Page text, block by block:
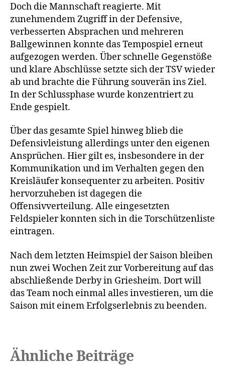
Doch die Mannschaft reagierte. Mit
zunehmendem Zugriff in der Defensive,
verbesserten Absprachen und mehreren
Ballgewinnen konnte das Tempospiel erneut
aufgezogen werden. Über schnelle Gegenstöße
und klare Abschlüsse setzte sich der TSV wieder
ab und brachte die Führung souverän ins Ziel.
In der Schlussphase wurde konzentriert zu
Ende gespielt.
Über das gesamte Spiel hinweg blieb die
Defensivleistung allerdings unter den eigenen
Ansprüchen. Hier gilt es, insbesondere in der
Kommunikation und im Verhalten gegen den
Kreisläufer konsequenter zu arbeiten. Positiv
hervorzuheben ist dagegen die
Offensivverteilung. Alle eingesetzten
Feldspieler konnten sich in die Torschützenliste
eintragen.
Nach dem letzten Heimspiel der Saison bleiben
nun zwei Wochen Zeit zur Vorbereitung auf das
abschließende Derby in Griesheim. Dort will
das Team noch einmal alles investieren, um die
Saison mit einem Erfolgserlebnis zu beenden.
Ähnliche Beiträge